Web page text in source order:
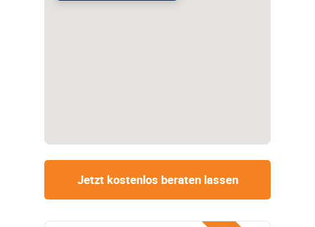
Jetzt kostenlos beraten lassen